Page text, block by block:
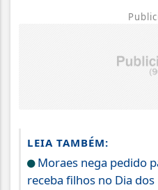
LEIA TAMBÉM:
Moraes nega pedido
receba filhos no Dia dos